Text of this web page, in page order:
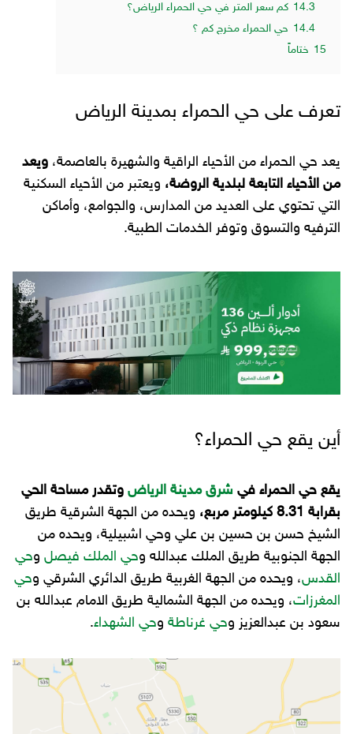
14.3 كم سعر المتر في حي الحمراء الرياض؟
14.4 حي الحمراء مخرج كم ؟
15 ختاماً
تعرف على حي الحمراء بمدينة الرياض
يعد حي الحمراء من الأحياء الراقية والشهيرة بالعاصمة، ويعد
من الأحياء التابعة لبلدية الروضة، ويعتبر من الأحياء السكنية
التي تحتوي على العديد من المدارس، والجوامع، وأماكن
الترفيه والتسوق وتوفر الخدمات الطبية.
أين يقع حي الحمراء؟
يقع حي الحمراء في شرق مدينة الرياض وتقدر مساحة الحي
بقرابة 8.31 كيلومتر مربع،
ويحده من الجهة الشرقية طريق
الشيخ حسن بن حسين بن علي وحي اشبيلية، ويحده من
الجهة الجنوبية طريق الملك عبدالله وحي الملك فيصل وحي
القدس، ويحده من الجهة الغربية طريق الدائري الشرقي وحي
المغرزات، ويحده من الجهة الشمالية طريق الامام عبدالله بن
سعود بن عبدالعزيز وحي غرناطة وحي الشهداء.